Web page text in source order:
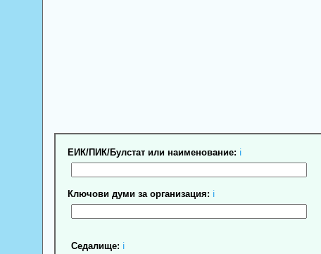
ЕИК/ПИК/Булстат или наименование: ℹ
Ключови думи за организация: ℹ
Седалище: ℹ